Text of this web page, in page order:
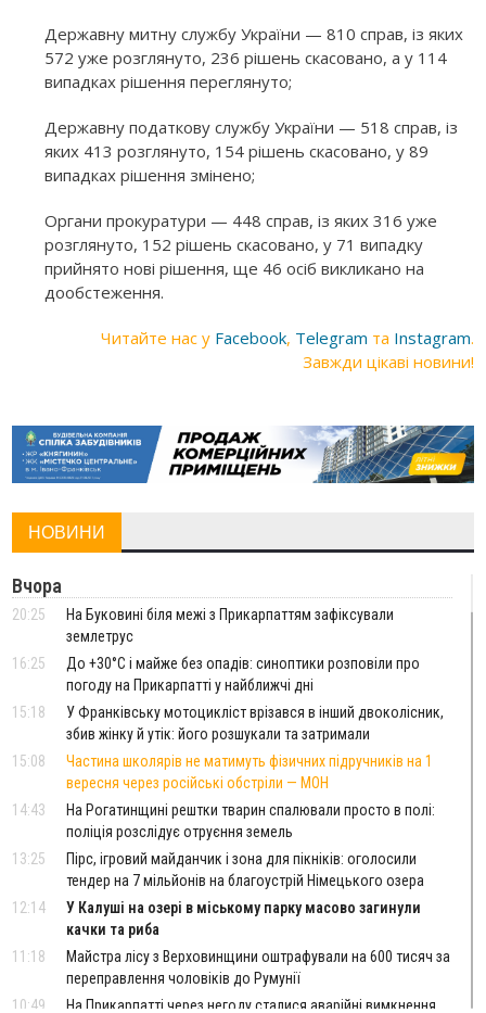
Державну митну службу України — 810 справ, із яких
572 уже розглянуто, 236 рішень скасовано, а у 114
випадках рішення переглянуто;
Державну податкову службу України — 518 справ, із
яких 413 розглянуто, 154 рішень скасовано, у 89
випадках рішення змінено;
Органи прокуратури — 448 справ, із яких 316 уже
розглянуто, 152 рішень скасовано, у 71 випадку
прийнято нові рішення, ще 46 осіб викликано на
дообстеження.
Читайте нас у Facebook, Telegram та Instagram.
Завжди цікаві новини!
НОВИНИ
Вчора
20:25
На Буковині біля межі з Прикарпаттям зафіксували
землетрус
16:25
До +30°C і майже без опадів: синоптики розповіли про
погоду на Прикарпатті у найближчі дні
15:18
У Франківську мотоцикліст врізався в інший двоколісник,
збив жінку й утік: його розшукали та затримали
15:08
Частина школярів не матимуть фізичних підручників на 1
вересня через російські обстріли — МОН
14:43
На Рогатинщині рештки тварин спалювали просто в полі:
поліція розслідує отруєння земель
13:25
Пірс, ігровий майданчик і зона для пікніків: оголосили
тендер на 7 мільйонів на благоустрій Німецького озера
12:14
У Калуші на озері в міському парку масово загинули
качки та риба
11:18
Майстра лісу з Верховинщини оштрафували на 600 тисяч за
переправлення чоловіків до Румунії
10:49
На Прикарпатті через негоду сталися аварійні вимкнення